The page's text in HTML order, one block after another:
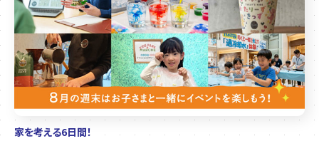
家を考える6日間！